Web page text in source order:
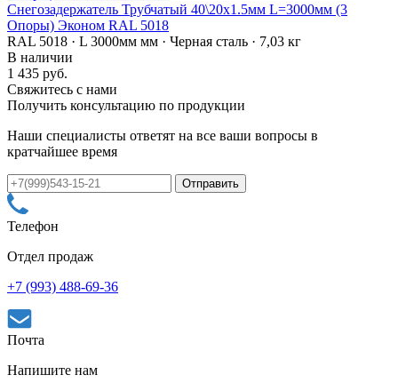
Снегозадержатель Трубчатый 40\20х1.5мм L=3000мм (3
Опоры) Эконом RAL 5018
RAL 5018 · L 3000мм мм · Черная сталь · 7,03 кг
В наличии
1 435 руб.
Свяжитесь с нами
Получить консультацию по продукции
Наши специалисты ответят на все ваши вопросы в
кратчайшее время
Телефон
Отдел продаж
+7 (993) 488-69-36
Почта
Напишите нам